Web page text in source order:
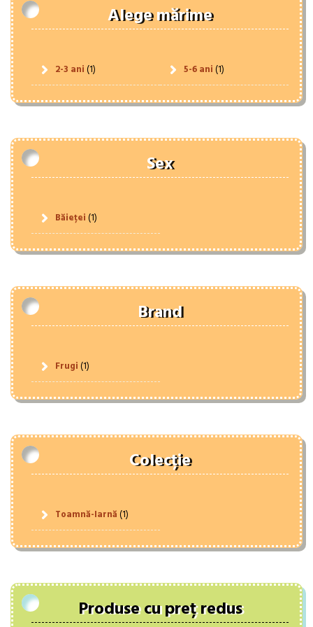
Alege mărime
2-3 ani(1) 5-6 ani(1)
Sex
Băieței(1)
Brand
Frugi(1)
Colecție
Toamnă-Iarnă(1)
Produse cu preț redus